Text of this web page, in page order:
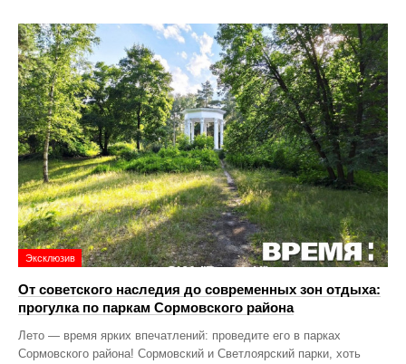
Эксклюзив
От советского наследия до современных зон отдыха:
прогулка по паркам Сормовского района
Лето — время ярких впечатлений: проведите его в парках
Сормовского района! Сормовский и Светлоярский парки, хоть